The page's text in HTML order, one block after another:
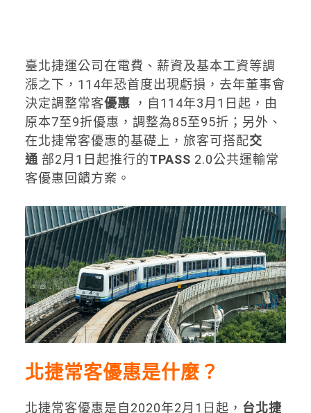
臺北捷運公司在電費、薪資及基本工資等調
漲之下，114年恐首度出現虧損，去年董事會
決定調整常客優惠 ，自114年3月1日起，由
原本7至9折優惠，調整為85至95折；另外、
在北捷常客優惠的基礎上，旅客可搭配交
通 部2月1日起推行的TPASS 2.0公共運輸常
客優惠回饋方案。
北捷常客優惠是什麼？
北捷常客優惠是自2020年2月1日起， 台北捷